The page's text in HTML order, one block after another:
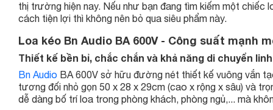
thị trường hiện nay. Nếu như bạn đang tìm kiếm một chiếc
cách tiện lợi thì không nên bỏ qua siêu phẩm này.
Loa kéo Bn Audio BA 600V - Công suất mạnh
Thiết kế bền bỉ, chắc chắn và khả năng di chuyển
Bn Audio BA 600V sở hữu đường nét thiết kế vuông vắn
tương đối nhỏ gọn 50 x 28 x 29cm (cao x rộng x sâu) và
dễ dàng bố trí loa trong phòng khách, phòng ngủ,... mà